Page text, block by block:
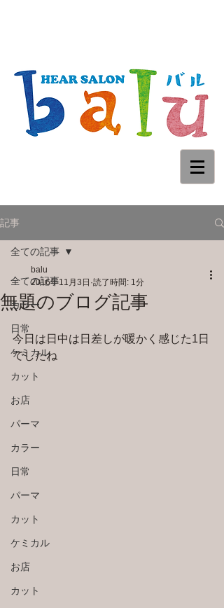
記事
全ての記事
カラー
日常
ケミカル
カット
お店
パーマ
カラー
日常
パーマ
カット
ケミカル
お店
カット
全ての記事
無題のブログ記事
balu
2016年11月3日 読了時間: 1分
今日は日中は日差しが暖かく感じた1日
でしたね